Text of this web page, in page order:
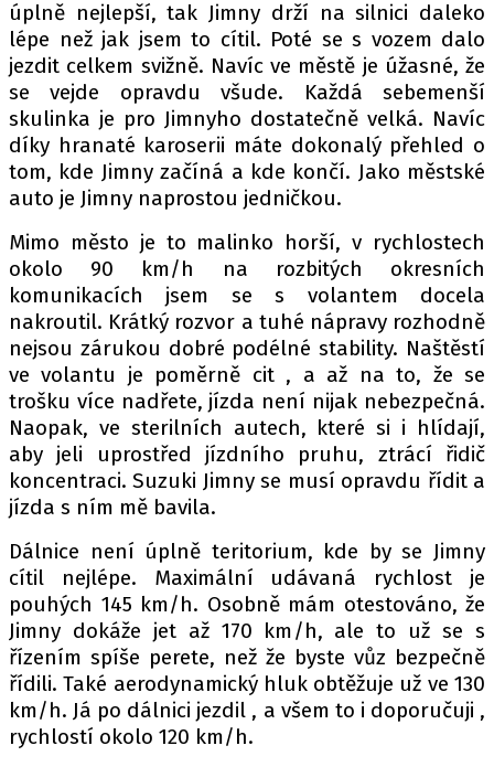
úplně nejlepší, tak Jimny drží na silnici daleko
lépe než jak jsem to cítil. Poté se s vozem dalo
jezdit celkem svižně. Navíc ve městě je úžasné, že
se vejde opravdu všude. Každá sebemenší
skulinka je pro Jimnyho dostatečně velká. Navíc
díky hranaté karoserii máte dokonalý přehled o
tom, kde Jimny začíná a kde končí. Jako městské
auto je Jimny naprostou jedničkou.
Mimo město je to malinko horší, v rychlostech
okolo 90 km/h na rozbitých okresních
komunikacích jsem se s volantem docela
nakroutil. Krátký rozvor a tuhé nápravy rozhodně
nejsou zárukou dobré podélné stability. Naštěstí
ve volantu je poměrně cit , a až na to, že se
trošku více nadřete, jízda není nijak nebezpečná.
Naopak, ve sterilních autech, které si i hlídají,
aby jeli uprostřed jízdního pruhu, ztrácí řidič
koncentraci. Suzuki Jimny se musí opravdu řídit a
jízda s ním mě bavila.
Dálnice není úplně teritorium, kde by se Jimny
cítil nejlépe. Maximální udávaná rychlost je
pouhých 145 km/h. Osobně mám otestováno, že
Jimny dokáže jet až 170 km/h, ale to už se s
řízením spíše perete, než že byste vůz bezpečně
řídili. Také aerodynamický hluk obtěžuje už ve 130
km/h. Já po dálnici jezdil , a všem to i doporučuji ,
rychlostí okolo 120 km/h.